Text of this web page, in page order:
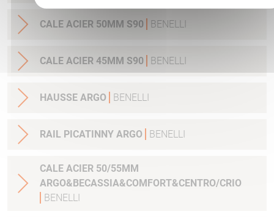
CALE ACIER 50MM S90 BENELLI
CALE ACIER 45MM S90 BENELLI
HAUSSE ARGO BENELLI
RAIL PICATINNY ARGO BENELLI
CALE ACIER 50/55MM
ARGO&BECASSIA&COMFORT&CENTRO/CRIO
BENELLI